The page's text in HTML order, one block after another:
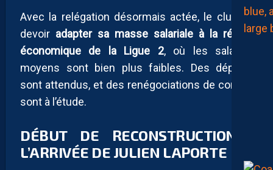
Avec la relégation désormais actée, le club va
devoir adapter sa masse salariale à la réalité
économique de la Ligue 2, où les salaires
moyens sont bien plus faibles. Des départs
sont attendus, et des renégociations de contrat
sont à l’étude.
DÉBUT DE RECONSTRUCTION :
L’ARRIVÉE DE JULIEN LAPORTE